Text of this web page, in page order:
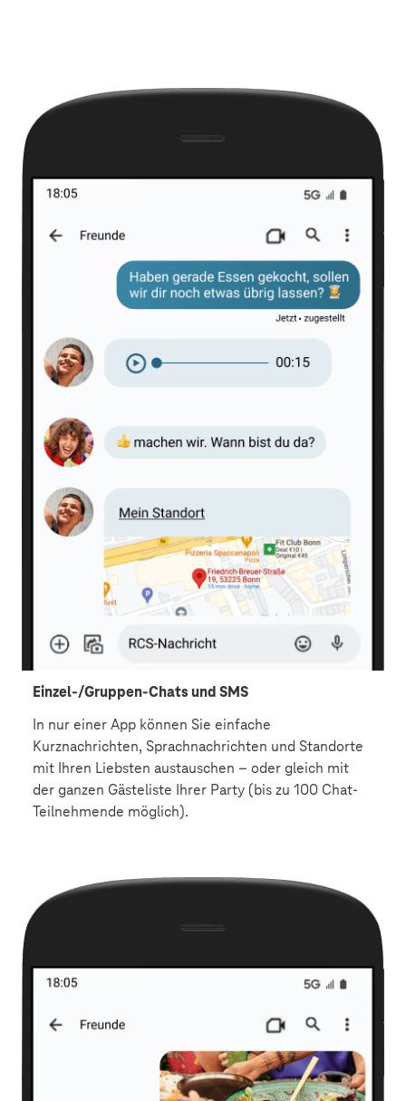
Einzel-/Gruppen-Chats und SMS
In nur einer App können Sie einfache
Kurznachrichten, Sprachnachrichten und Standorte
mit Ihren Liebsten austauschen – oder gleich mit
der ganzen Gästeliste Ihrer Party (bis zu 100 Chat-
Teilnehmende möglich).